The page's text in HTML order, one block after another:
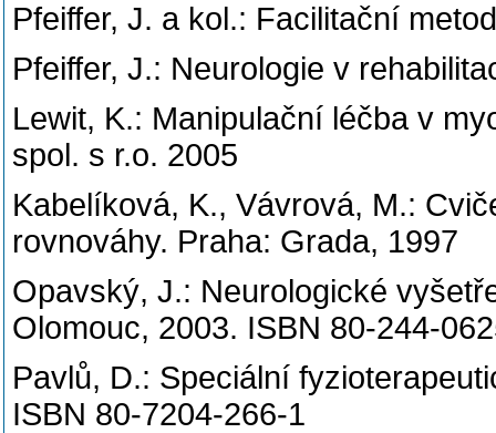
Pfeiffer, J. a kol.: Facilitační
Pfeiffer, J.: Neurologie v
Lewit, K.: Manipulační léčba v
spol. s r.o. 2005
Kabelíková, K., Vávrová, M.:
rovnováhy. Praha: Grada, 1997
Opavský, J.: Neurologické
Olomouc, 2003. ISBN 80-244-
Pavlů, D.: Speciální
ISBN 80-7204-266-1